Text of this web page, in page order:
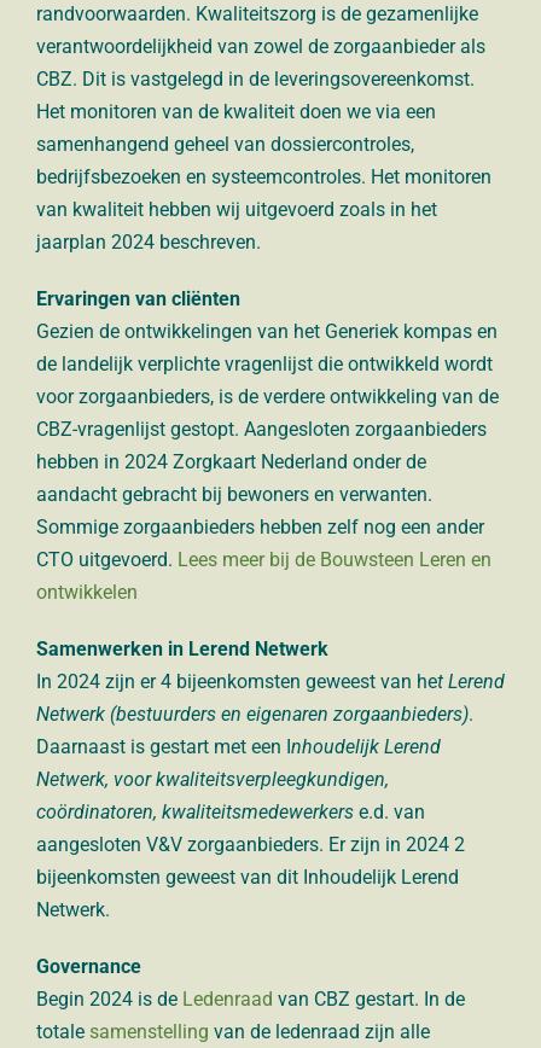
randvoorwaarden. Kwaliteitszorg is de gezamenlijke
verantwoordelijkheid van zowel de zorgaanbieder als
CBZ. Dit is vastgelegd in de leveringsovereenkomst.
Het monitoren van de kwaliteit doen we via een
samenhangend geheel van dossiercontroles,
bedrijfsbezoeken en systeemcontroles. Het monitoren
van kwaliteit hebben wij uitgevoerd zoals in het
jaarplan 2024 beschreven.
Ervaringen van cliënten
Gezien de ontwikkelingen van het Generiek kompas en
de landelijk verplichte vragenlijst die ontwikkeld wordt
voor zorgaanbieders, is de verdere ontwikkeling van de
CBZ-vragenlijst gestopt. Aangesloten zorgaanbieders
hebben in 2024 Zorgkaart Nederland onder de
aandacht gebracht bij bewoners en verwanten.
Sommige zorgaanbieders hebben zelf nog een ander
CTO uitgevoerd. Lees meer bij de Bouwsteen Leren en
ontwikkelen
Samenwerken in Lerend Netwerk
In 2024 zijn er 4 bijeenkomsten geweest van het Lerend
Netwerk (bestuurders en eigenaren zorgaanbieders).
Daarnaast is gestart met een Inhoudelijk Lerend
Netwerk, voor kwaliteitsverpleegkundigen,
coördinatoren, kwaliteitsmedewerkerse.d. van
aangesloten V&V zorgaanbieders. Er zijn in 2024 2
bijeenkomsten geweest van dit Inhoudelijk Lerend
Netwerk.
Governance
Begin 2024 is de Ledenraad van CBZ gestart. In de
totale samenstelling van de ledenraad zijn alle